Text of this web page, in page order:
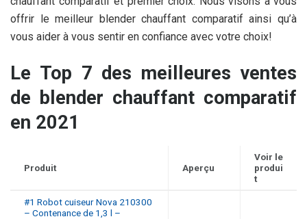
offrir le meilleur blender chauffant comparatif ainsi qu’à
vous aider à vous sentir en confiance avec votre choix!
Le Top 7 des meilleures ventes
de blender chauffant comparatif
en 2021
Produit Aperçu
Voir le
produi
t
#1 Robot cuiseur Nova 210300
– Contenance de 1,3 l –